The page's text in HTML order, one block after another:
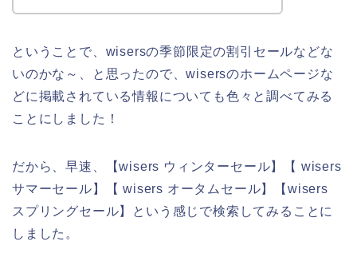
ということで、wisersの季節限定の割引セールなどな
いのかな～、と思ったので、wisersのホームページな
どに掲載されている情報についても色々と調べてみる
ことにしました！
だから、早速、【wisers ウィンターセール】【 wisers
サマーセール】【 wisers オータムセール】【wisers
スプリングセール】という感じで検索してみることに
しました。